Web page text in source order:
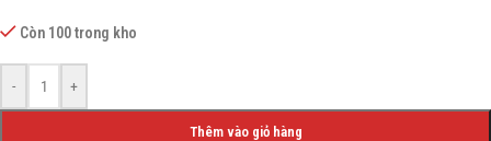
Còn 100 trong kho
- +
Thêm vào giỏ hàng